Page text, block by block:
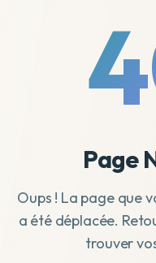
Page
Oups ! La page que
a été déplacée.
trouver